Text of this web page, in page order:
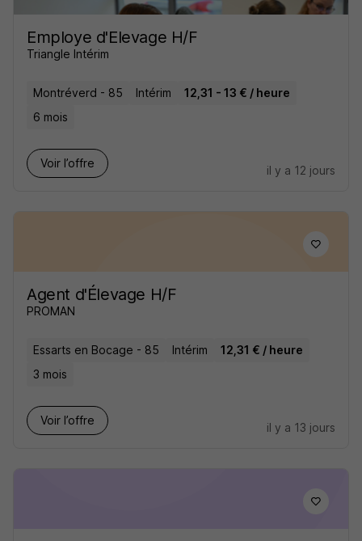
Employe d'Elevage H/F
Triangle Intérim
Montréverd - 85 Intérim
12,31 - 13 € / heure
6 mois
Voir l’offre
il y a 12 jours
Agent d'Élevage H/F
PROMAN
Essarts en Bocage - 85 Intérim
12,31 € / heure
3 mois
Voir l’offre
il y a 13 jours